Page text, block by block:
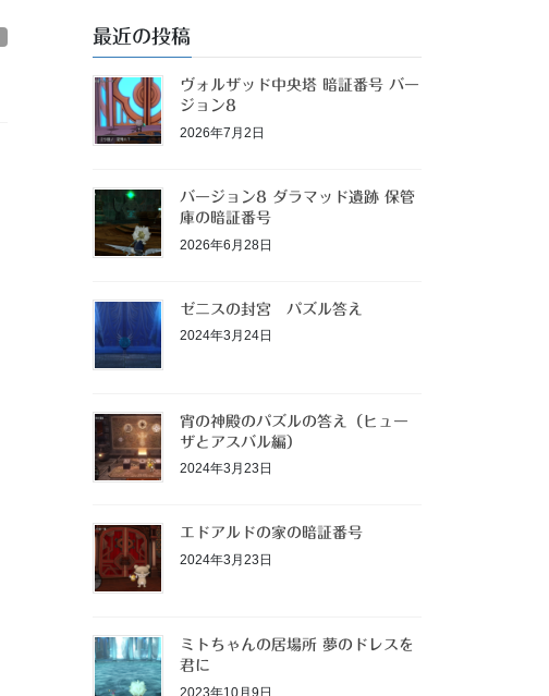
最近の投稿
ヴォルザッド中央塔 暗証番号 バー
ジョン8
2026年7月2日
バージョン8 ダラマッド遺跡 保管
庫の暗証番号
2026年6月28日
ゼニスの封宮 パズル答え
2024年3月24日
宵の神殿のパズルの答え（ヒュー
ザとアスバル編）
2024年3月23日
エドアルドの家の暗証番号
2024年3月23日
ミトちゃんの居場所 夢のドレスを
君に
2023年10月9日